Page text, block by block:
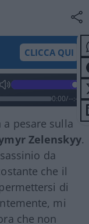
CLICCA QUI
0:00/--:--
a pesare sulla
Zelenskyy.
da
che il
di
mi
che non